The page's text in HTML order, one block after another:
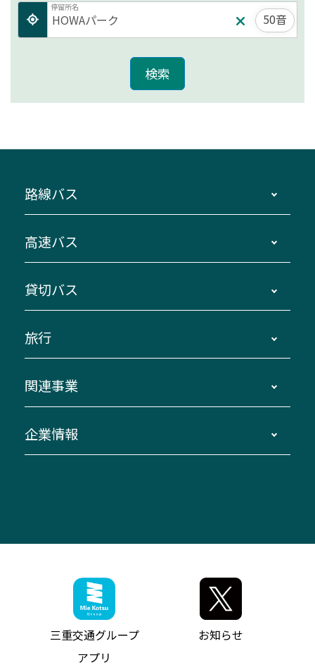
停留所名
50音
路線バス
主要停留所案内図・時刻表
路線バスのご利用方法
三重交通接近情報バスロケーションシステム
迂回・休止について
臨時バスについて
伊勢二見鳥羽周遊バスCANばす
「みえブルーライン」（三重大学病院直通バ
神都ライナー
ミジュマルのラッピングバス（鈴鹿管内）
参宮バス
神都バス
パールシャトル
高速バス
南紀・VISON～横浜・東京・埼玉
伊賀～名古屋
南紀～VISON～名古屋
湯の山温泉～名古屋
桑名・長島温泉・金城ふ頭駅～中部国際空港
（休止中）
お客様駐車場のご案内
アイコンの説明
インターネット予約
よくあるご質問
お問い合わせ
貸切バス
貸切バスのご利用について
お問い合わせ
旅行
貸切バス団体旅行
美し国周遊ばす
関連事業
自家用自動車車両運行管理
ザ・バスコレクション三重交通バスセット
三重交通公式グッズ
企業情報
ファンコーナー
お問い合わせ
お知らせ・最新情報一覧
ニュースリリース
三重交通グループ
アプリ
お知らせ